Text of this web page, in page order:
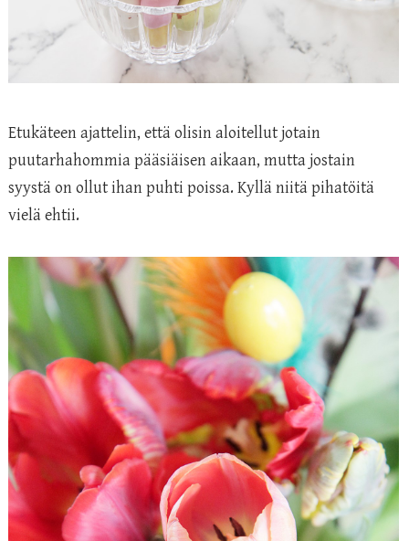
Etukäteen ajattelin, että olisin aloitellut jotain
puutarhahommia pääsiäisen aikaan, mutta jostain
syystä on ollut ihan puhti poissa. Kyllä niitä pihatöitä
vielä ehtii.